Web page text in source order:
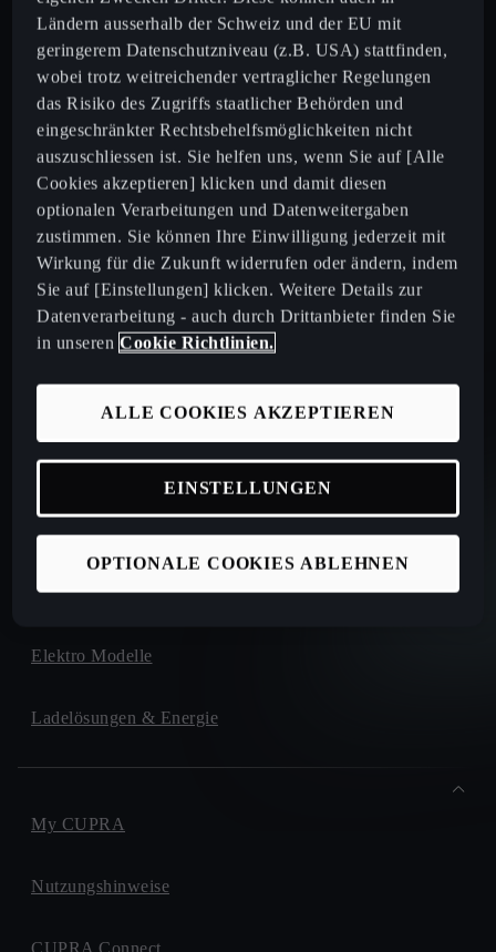
Leon Sportstourer
Born
Ateca
Konfigurator
Aktuelle Angbote
Sofort verfügbare Occasionen
Kataloge und Preislisten
Elektro Modelle
Ladelösungen & Energie
My CUPRA
Nutzungshinweise
CUPRA Connect
Ländern ausserhalb der Schweiz und der EU mit
geringerem Datenschutzniveau (z.B. USA) stattfinden,
wobei trotz weitreichender vertraglicher Regelungen
das Risiko des Zugriffs staatlicher Behörden und
eingeschränkter Rechtsbehelfsmöglichkeiten nicht
auszuschliessen ist. Sie helfen uns, wenn Sie auf [Alle
Cookies akzeptieren] klicken und damit diesen
optionalen Verarbeitungen und Datenweitergaben
zustimmen. Sie können Ihre Einwilligung jederzeit mit
Wirkung für die Zukunft widerrufen oder ändern, indem
Sie auf [Einstellungen] klicken. Weitere Details zur
Datenverarbeitung - auch durch Drittanbieter finden Sie
in unseren Cookie Richtlinien.
OPTIONALE COOKIES ABLEHNEN
ALLE COOKIES AKZEPTIEREN
EINSTELLUNGEN